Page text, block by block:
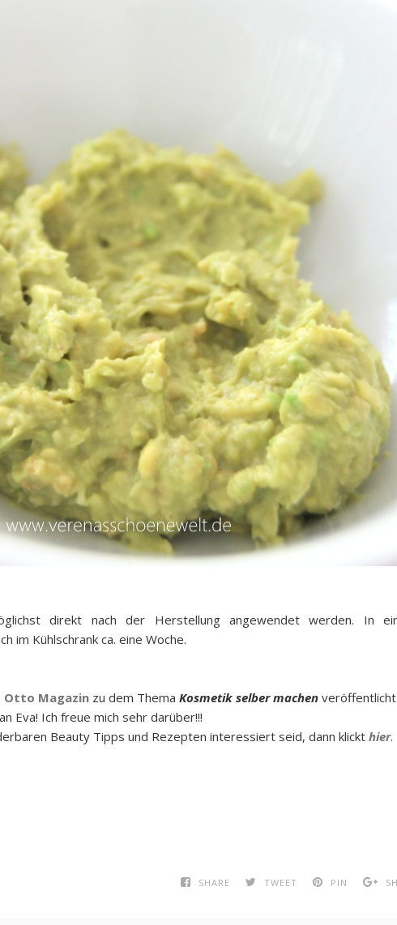
direkt nach der Herstellung angewendet werden. In
im Kühlschrank ca. eine Woche.
Otto Magazin zu dem Thema Kosmetik selber machen veröffentlicht.
Eva! Ich freue mich sehr darüber!!!
Beauty Tipps und Rezepten interessiert seid, dann klickt hier.
SHARE TWEET PIN